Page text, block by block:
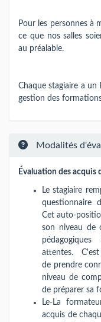
Pour les personnes à
ce que nos salles
au préalable.
Chaque stagiaire a
gestion des
Modalités
Évaluation des acquis
Le stagiaire
questionnaire
Cet auto-
son niveau de
attentes. C'est
de prendre
niveau de
de préparer sa
Le-La
acquis de